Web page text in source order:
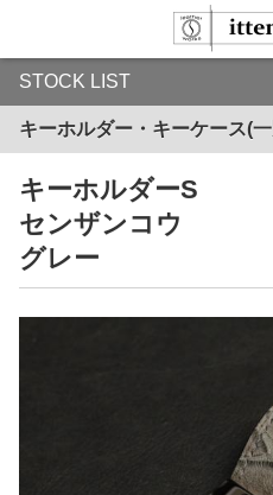
STOCK LIST
キーホルダー・キーケース(
キーホルダーS
センザンコウ
グレー